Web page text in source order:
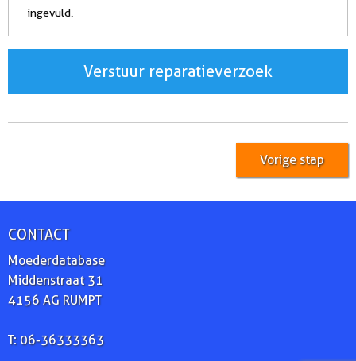
ingevuld.
Verstuur reparatieverzoek
Vorige stap
CONTACT
Moederdatabase
Middenstraat 31
4156 AG RUMPT
T: 06-36333363